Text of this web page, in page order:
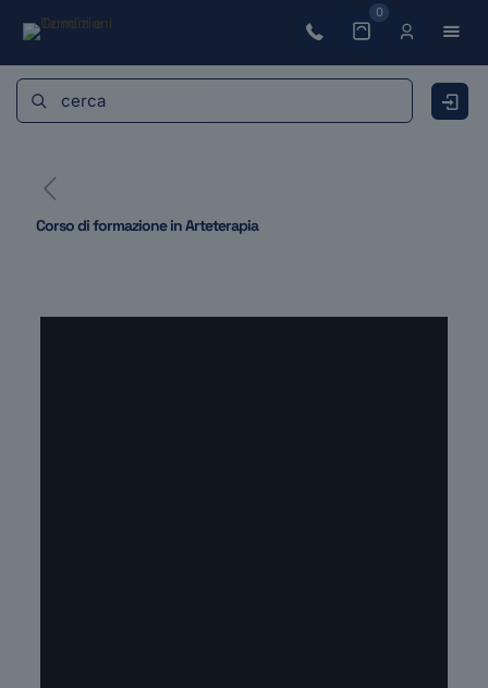
0
Corso di formazione in Arteterapia